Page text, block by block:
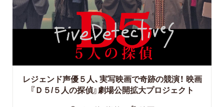
レジェンド声優５人、実写映画で奇跡の競演！ 映画
『Ｄ５/５人の探偵』劇場公開拡大プロジェクト